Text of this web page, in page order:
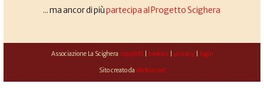
... ma ancor di piùpartecipa al Progetto Scighera
Associazione La Scighera copyleft| cookies| privacy| login
Sito creato da Alekos.net